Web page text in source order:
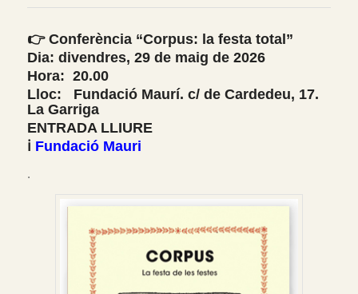
👉 Conferència “Corpus: la festa total”
Dia: divendres, 29 de maig de 2026
Hora: 20.00
Lloc: Fundació Maurí. c/ de Cardedeu, 17.
La Garriga
ENTRADA LLIURE
ℹ️ Fundació Mauri
.